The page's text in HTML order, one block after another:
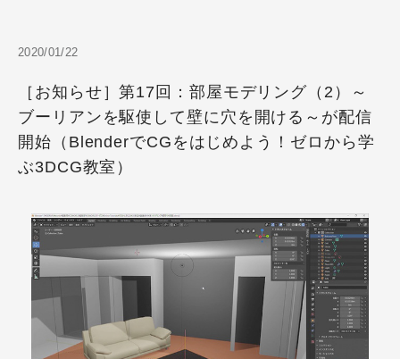
2020/01/22
［お知らせ］第17回：部屋モデリング（2）～
ブーリアンを駆使して壁に穴を開ける～が配信
開始（BlenderでCGをはじめよう！ゼロから学
ぶ3DCG教室）